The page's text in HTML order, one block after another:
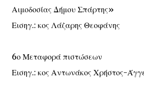
Αιμοδοσίας Δήμου Σπάρτης»
Εισηγ.: κος Λάζαρης Θεοφάνης
6ο Μεταφορά πιστώσεων
Εισηγ.: κος Αντωνάκος Χρήστος-